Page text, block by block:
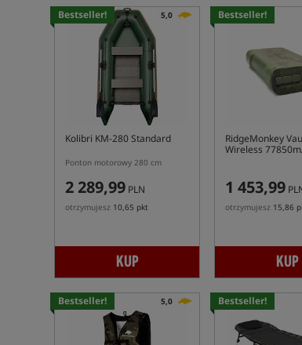
Bestseller! 5,0
Kolibri KM-280 Standard
Ponton motorowy 280 cm
2 289,99 PLN
otrzymujesz 10,65 pkt
KUP
Bestseller!
RidgeMonkey
Wireless
1 453,99
otrzymujesz 15,86
KUP
Bestseller! 5,0 Bestseller!